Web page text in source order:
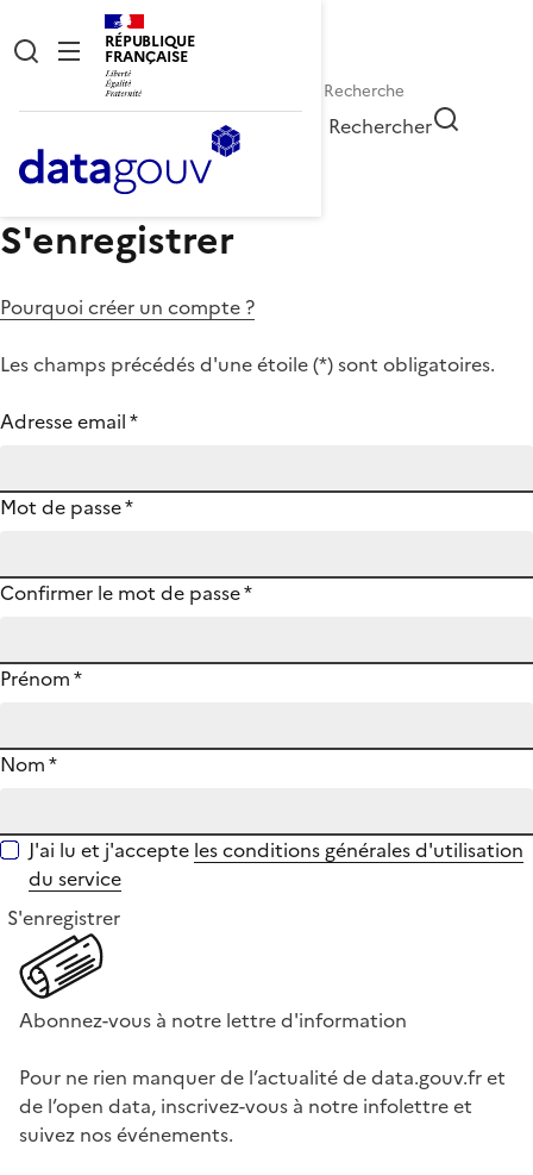
RÉPUBLIQUE
FRANÇAISE
Rechercher
S'enregistrer
Pourquoi créer un compte ?
Les champs précédés d'une étoile (*) sont obligatoires.
Adresse email*
Mot de passe*
Confirmer le mot de passe*
Prénom*
Nom*
J'ai lu et j'accepte les conditions générales d'utilisation
du service
S'enregistrer
Abonnez-vous à notre lettre d'information
Pour ne rien manquer de l’actualité de data.gouv.fr et
de l’open data, inscrivez-vous à notre infolettre et
suivez nos événements.